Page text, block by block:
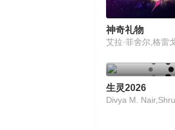
神奇礼物
生灵2026